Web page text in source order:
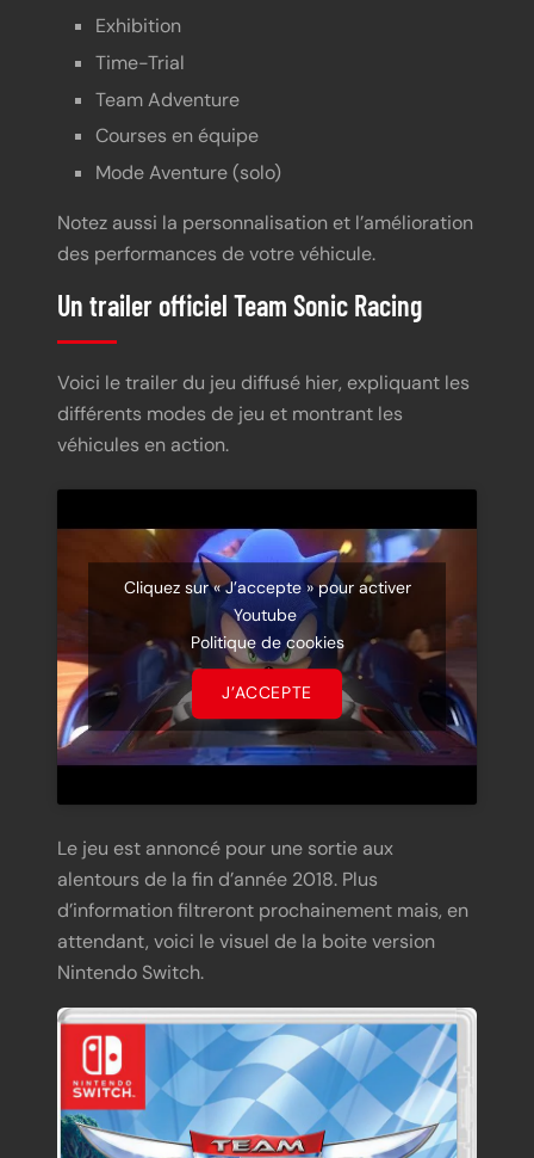
Exhibition
Time-Trial
Team Adventure
Courses en équipe
Mode Aventure (solo)
Notez aussi la personnalisation et l’amélioration
des performances de votre véhicule.
Un trailer officiel Team Sonic Racing
Voici le trailer du jeu diffusé hier, expliquant les
différents modes de jeu et montrant les
véhicules en action.
Cliquez sur « J’accepte » pour activer
Youtube
Politique de cookies
J’ACCEPTE
Le jeu est annoncé pour une sortie aux
alentours de la fin d’année 2018. Plus
d’information filtreront prochainement mais, en
attendant, voici le visuel de la boite version
Nintendo Switch.